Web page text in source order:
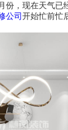
份，现在天气已
公司开始忙前忙